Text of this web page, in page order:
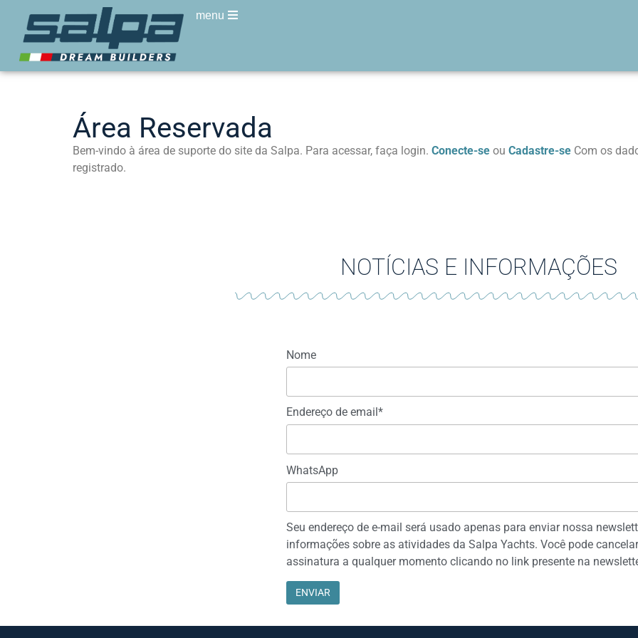
menu
Área Reservada
Bem-vindo à área de suporte do site da Salpa. Para acessar, faça login. Conecte-se ou Cadastre-se Com os
registrado.
NOTÍCIAS E INFORMAÇÕES
Nome
Endereço de email*
WhatsApp
Seu endereço de e-mail será usado apenas para enviar nossa
informações sobre as atividades da Salpa Yachts. Você pode
assinatura a qualquer momento clicando no link presente na